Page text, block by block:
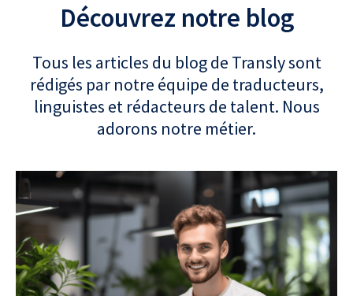
Découvrez notre blog
Tous les articles du blog de Transly sont
rédigés par notre équipe de traducteurs,
linguistes et rédacteurs de talent. Nous
adorons notre métier.